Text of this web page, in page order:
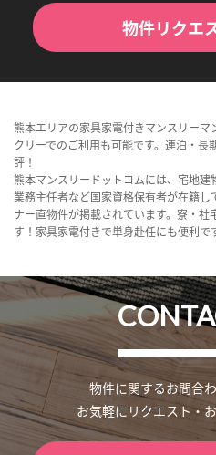
物件リクエ
熊本エリアの家具家電付きマンスリー
クリーでのご利用も可能です。連泊・
評！
熊本マンスリードットコムには、宅地
業務主任者など国家資格保有者が在籍
ナー直物件が掲載されています。寮・
す！家具家電付きで単身赴任にも便利で
物件に関するお問合
お気軽にリクエスト・